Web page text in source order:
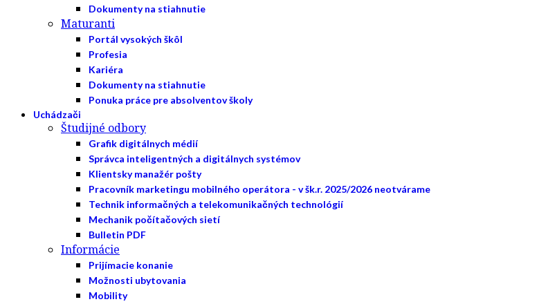
Dokumenty na stiahnutie
Maturanti
Portál vysokých škôl
Profesia
Kariéra
Dokumenty na stiahnutie
Ponuka práce pre absolventov školy
Uchádzači
Študijné odbory
Grafik digitálnych médií
Správca inteligentných a digitálnych systémov
Klientsky manažér pošty
Pracovník marketingu mobilného operátora - v šk.r. 2025/2026 neotvárame
Technik informačných a telekomunikačných technológií
Mechanik počítačových sietí
Bulletin PDF
Informácie
Prijímacie konanie
Možnosti ubytovania
Mobility